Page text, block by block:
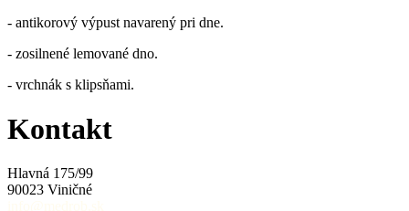
- antikorový výpust navarený pri dne.
- zosilnené lemované dno.
- vrchnák s klipsňami.
Kontakt
Hlavná 175/99
90023 Viničné